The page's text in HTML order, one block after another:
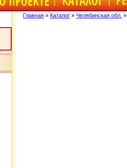
Главная » Каталог » Челябинская обл.